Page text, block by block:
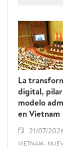
de sus
cada
de
La
digital,
modelo
en Vietnam
21/07/
VIETNAM-